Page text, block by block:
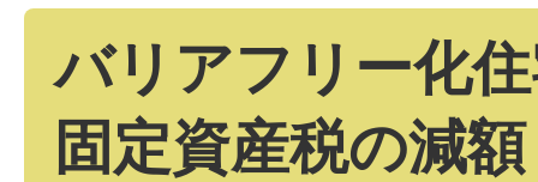
バリアフリー化
固定資産税の減額